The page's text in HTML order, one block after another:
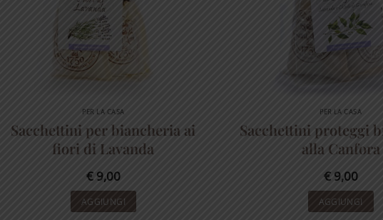
PER LA CASA
Sacchettini per biancheria ai
fiori di Lavanda
€9,00
AGGIUNGI
PER LA CASA
Sacchettini proteggi
alla Canfora
€9,00
AGGIUNGI